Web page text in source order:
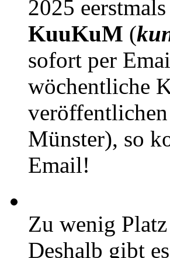
2025
KuuKuM (
sofort per
wöchentliche
veröffentlichen
Münster), so
Email!
Zu wenig
Deshalb gibt